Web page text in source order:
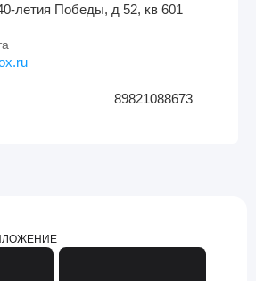
летия Победы, д 52, кв 601
89821088673